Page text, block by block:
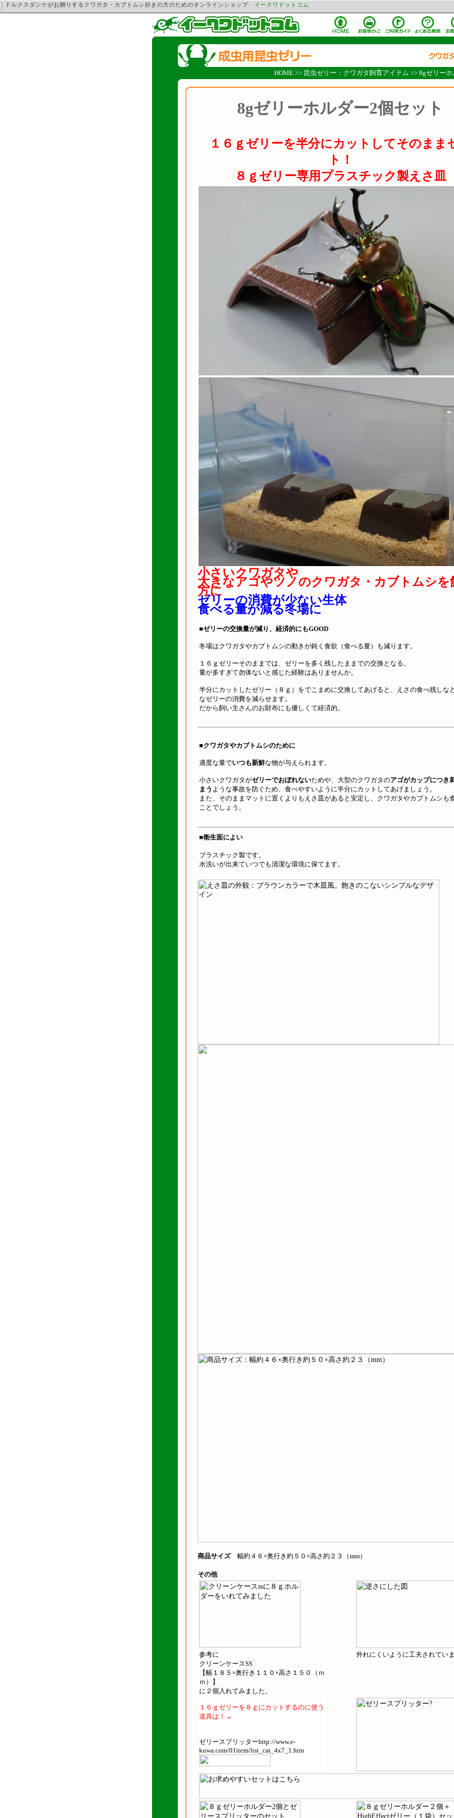
ドルクスダンケがお贈りするクワガタ・カブトムシ好きの方のためのオンラインショップ イークワドットコム
HOME>> 昆虫ゼリー：クワガタ飼育アイテム >> 8gゼリー
8gゼリーホルダー2個セット
１６ｇゼリーを半分にカットしてそのまま
ト！
８ｇゼリー専用プラスチック製えさ皿
小さいクワガタや
大きなアゴやツノのクワガタ・カブトムシを
方に
ゼリーの消費が少ない生体
食べる量が減る冬場に
■ゼリーの交換量が減り、経済的にもGOOD
冬場はクワガタやカブトムシの動きが鈍く食欲（食べる量）も減ります。
１６ｇゼリーそのままでは、ゼリーを多く残したままでの交換となる。
量が多すぎて勿体ないと感じた経験はありませんか。
半分にカットしたゼリー（８ｇ）をでこまめに交換してあげると、えさの食べ残しな
なゼリーの消費を減らせます。
だから飼い主さんのお財布にも優しくて経済的。
■クワガタやカブトムシのために
適度な量でいつも新鮮な物が与えられます。
小さいクワガタがゼリーでおぼれないためや、大型のクワガタのアゴがカップにつき
まう ような事故を防ぐため、食べやすいように半分にカットしてあげましょう。
また、そのままマットに置くよりもえさ皿があると安定し、クワガタやカブトムシも
ことでしょう。
■衛生面によい
プラスチック製です。
水洗いが出来ていつでも清潔な環境に保てます。
商品サイズ 幅約４６×奥行き約５０×高さ約２３（mm）
その他
参考に
クリーンケースSS
【幅１８５×奥行き１１０×高さ１５０（ｍ
ｍ）】
に２個入れてみました。
外れにくいように工夫されてい
１６ｇゼリーを８ｇにカットするのに使う
道具は！→
ゼリースプリッターhttp://www.e-
kuwa.com/01item/list_cat_4x7_1.htm